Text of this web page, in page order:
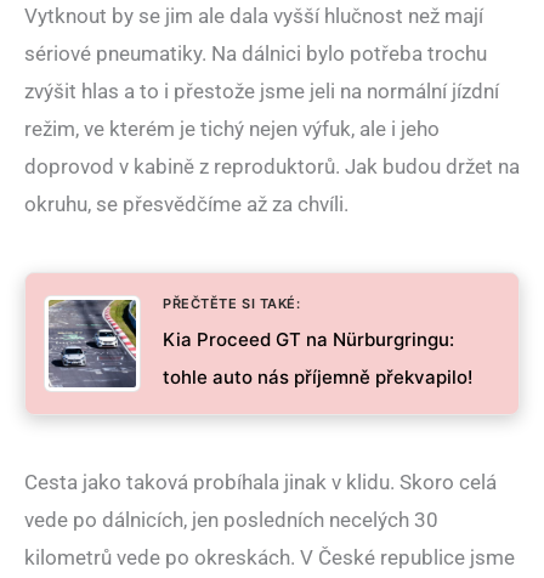
Vytknout by se jim ale dala vyšší hlučnost než mají
sériové pneumatiky. Na dálnici bylo potřeba trochu
zvýšit hlas a to i přestože jsme jeli na normální jízdní
režim, ve kterém je tichý nejen výfuk, ale i jeho
doprovod v kabině z reproduktorů. Jak budou držet na
okruhu, se přesvědčíme až za chvíli.
PŘEČTĚTE SI TAKÉ:
Kia Proceed GT na Nürburgringu:
tohle auto nás příjemně překvapilo!
Cesta jako taková probíhala jinak v klidu. Skoro celá
vede po dálnicích, jen posledních necelých 30
kilometrů vede po okreskách. V České republice jsme